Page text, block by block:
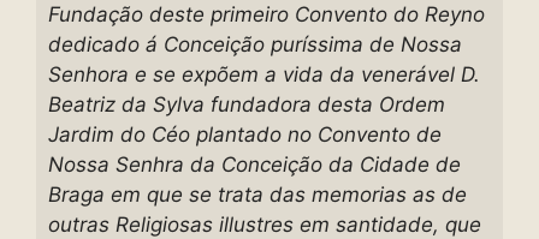
Fundação deste primeiro Convento do Reyno
dedicado á Conceição puríssima de Nossa
Senhora e se expõem a vida da venerável D.
Beatriz da Sylva fundadora desta Ordem
Jardim do Céo plantado no Convento de
Nossa Senhra da Conceição da Cidade de
Braga em que se trata das memorias as de
outras Religiosas illustres em santidade, que